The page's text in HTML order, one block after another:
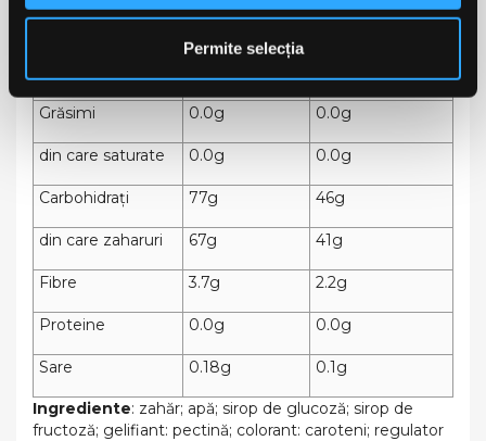
Permite selecția
Grăsimi 0.0g 0.0g
din care saturate 0.0g 0.0g
Carbohidrați 77g 46g
din care zaharuri 67g 41g
Fibre 3.7g 2.2g
Proteine 0.0g 0.0g
Sare 0.18g 0.1g
Ingrediente: zahăr; apă; sirop de glucoză; sirop de
fructoză; gelifiant: pectină; colorant: caroteni; regulator